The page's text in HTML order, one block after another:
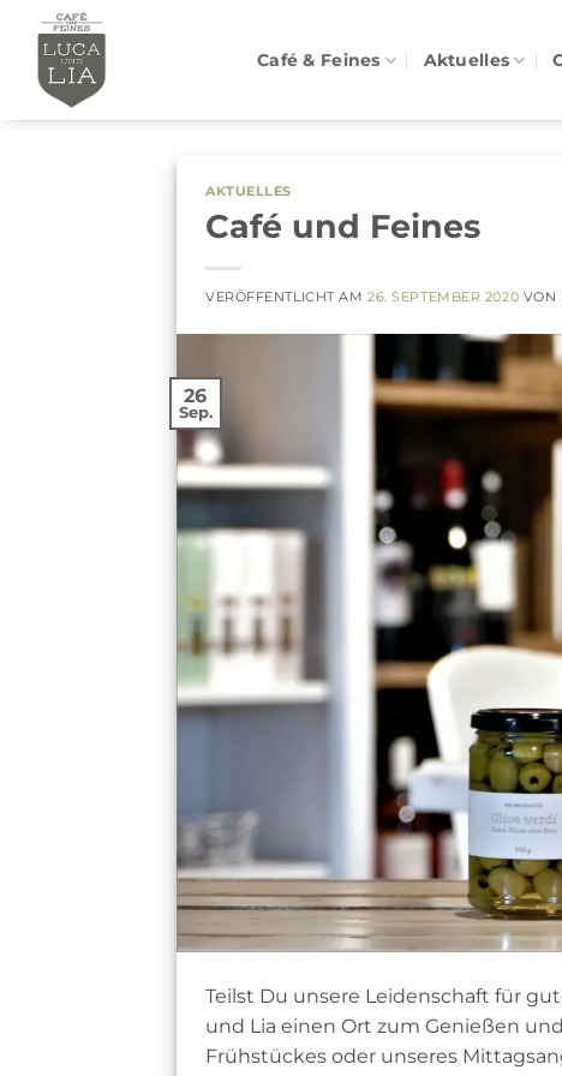
Inhalt
springen
Café & Feines Aktuelles
AKTUELLES
Café und Feines
VERÖFFENTLICHT AM26. SEPTEMBER 2020 VON
26
Sep.
Teilst Du unsere Leidenschaft für
und Lia einen Ort zum Genießen
Frühstückes oder unseres